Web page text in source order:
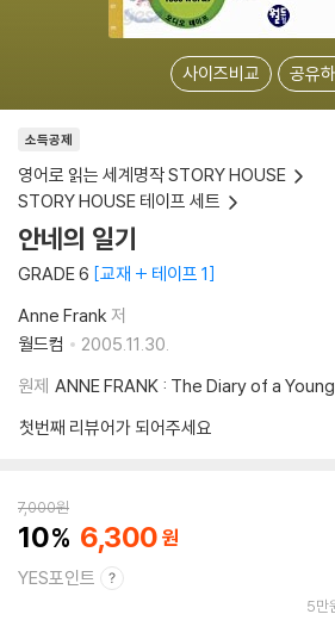
사이즈비교 공유
소득공제
영어로 읽는 세계명작 STORY HOUSE
STORY HOUSE 테이프 세트
안네의 일기
GRADE 6 교재 + 테이프 1
Anne Frank저
월드컴
2005.11.30.
원제 ANNE FRANK : The Diary of a
첫번째 리뷰어가 되어주세요
7,000원
10 6,300
YES포인트
5만